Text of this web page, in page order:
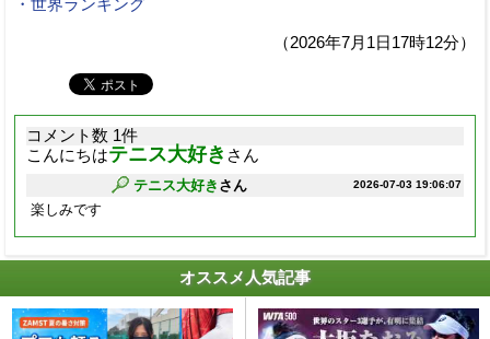
・世界ランキング
（2026年7月1日17時12分）
コメント数 1件
こんにちはテニス大好き さん
2026-07-03 19:06:07
テニス大好き さん
楽しみです
オススメ人気記事